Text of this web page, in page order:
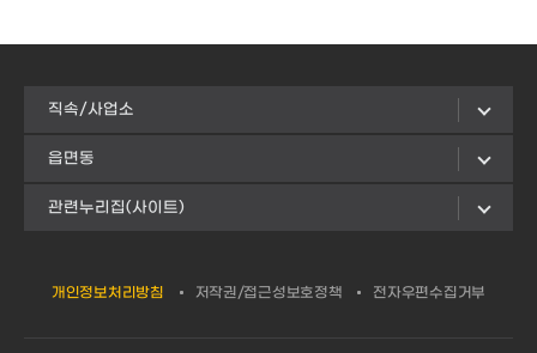
직속/사업소
읍면동
관련누리집(사이트)
개인정보처리방침 저작권/접근성보호정책 전자우편수집거부